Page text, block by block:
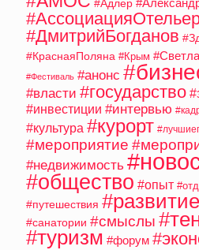
#Адлер
#ДмитрийБогданов
#КраснаяПоляна #Крым
#Фестиваль #анонс
#власти #государство
#инвестиции #интервью
#культура #курорт
#мероприятие
#недвижимость
#общество #опыт
#путешествия #развитие
#санатории #смыслы
#туризм #форум